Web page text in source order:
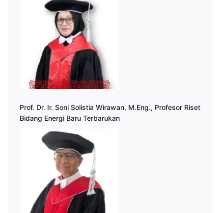
Prof. Dr. Ir. Soni Solistia Wirawan, M.Eng., Profesor Riset
Bidang Energi Baru Terbarukan